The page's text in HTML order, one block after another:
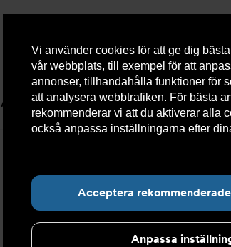
Vi använder cookies för att ge dig
vår webbplats, till exempel för att
annonser, tillhandahålla funktioner för
att analysera webbtrafiken. För bästa
rekommenderar vi att du aktiverar alla
också anpassa inställningarna efter
Acceptera
Anpassa
Aktuellt Om Armatec Hållbarhet